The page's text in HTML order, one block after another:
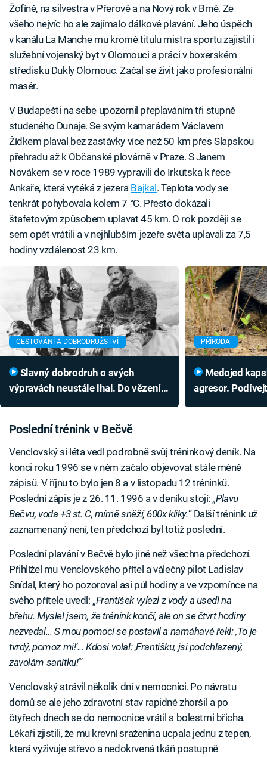
Žofíně, na silvestra v Přerově a na Nový rok v Brně. Ze
všeho nejvíc ho ale zajímalo dálkové plavání. Jeho úspěch
v kanálu La Manche mu kromě titulu mistra sportu zajistil i
služební vojenský byt v Olomouci a práci v boxerském
středisku Dukly Olomouc. Začal se živit jako profesionální
masér.
V Budapešti na sebe upozornil přeplaváním tři stupně
studeného Dunaje. Se svým kamarádem Václavem
Žídkem plaval bez zastávky více než 50 km přes Slapskou
přehradu až k Občanské plovárně v Praze. S Janem
Novákem se v roce 1989 vypravili do Irkutska k řece
Ankaře, která vytéká z jezera Bajkal. Teplota vody se
tenkrát pohybovala kolem 7 °C. Přesto dokázali
štafetovým způsobem uplavat 45 km. O rok později se
sem opět vrátili a v nejhlubším jezeře světa uplavali za 7,5
hodiny vzdálenost 23 km.
CESTOVÁNÍ A DOBRODRUŽSTVÍ
výpravách neustále lhal. Do vězení
PŘÍRODA
agresor.
Poslední trénink v Bečvě
Venclovský si léta vedl podrobně svůj tréninkový deník. Na
konci roku 1996 se v něm začalo objevovat stále méně
zápisů. V říjnu to bylo jen 8 a v listopadu 12 tréninků.
Poslední zápis je z 26. 11. 1996 a v deníku stojí: „Plavu
Bečvu, voda +3 st. C, mírně sněží, 600x kliky.“ Další trénink už
zaznamenaný není, ten předchozí byl totiž poslední.
Poslední plavání v Bečvě bylo jiné než všechna předchozí.
Přihlížel mu Venclovského přítel a válečný pilot Ladislav
Snídal, který ho pozoroval asi půl hodiny a ve vzpomínce na
svého přítele uvedl: „František vylezl z vody a usedl na
břehu. Myslel jsem, že trénink končí, ale on se čtvrt hodiny
nezvedal... S mou pomocí se postavil a namáhavě řekl: ‚To je
tvrdý, pomoz mi!‘... Kdosi volal: ‚Františku, jsi podchlazený,
zavolám sanitku!‘“
Venclovský strávil několik dní v nemocnici. Po návratu
domů se ale jeho zdravotní stav rapidně zhoršil a po
čtyřech dnech se do nemocnice vrátil s bolestmi břicha.
Lékaři zjistili, že mu krevní sraženina ucpala jednu z tepen,
která vyživuje střevo a nedokrvená tkáň postupně